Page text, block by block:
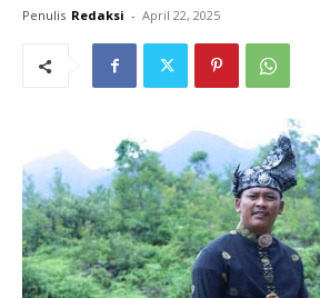
Penulis Redaksi - April 22, 2025